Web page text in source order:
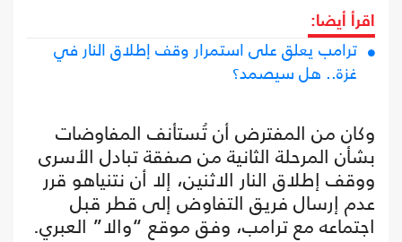
اقرأ أيضا:
ترامب يعلق على استمرار وقف إطلاق النار في
غزة.. هل سيصمد؟
وكان من المفترض أن تُستأنف المفاوضات
بشأن المرحلة الثانية من صفقة تبادل الأسرى
ووقف إطلاق النار الاثنين، إلا أن نتنياهو قرر
عدم إرسال فريق التفاوض إلى قطر قبل
اجتماعه مع ترامب، وفق موقع “والا” العبري.